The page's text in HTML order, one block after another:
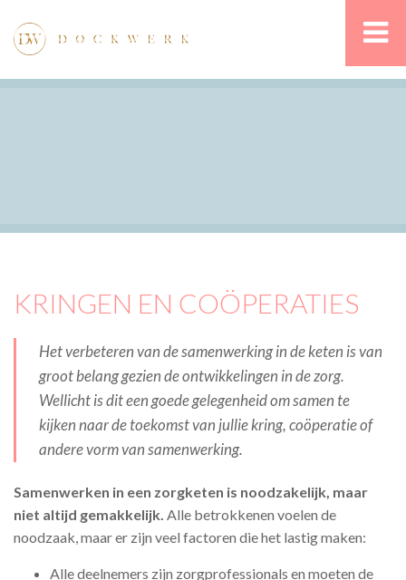
KRINGEN EN COÖPERATIES
Het verbeteren van de samenwerking in de keten is van
groot belang gezien de ontwikkelingen in de zorg.
Wellicht is dit een goede gelegenheid om samen te
kijken naar de toekomst van jullie kring, coöperatie of
andere vorm van samenwerking.
Samenwerken in een zorgketen is noodzakelijk, maar
niet altijd gemakkelijk. Alle betrokkenen voelen de
noodzaak, maar er zijn veel factoren die het lastig maken:
Alle deelnemers zijn zorgprofessionals en moeten de